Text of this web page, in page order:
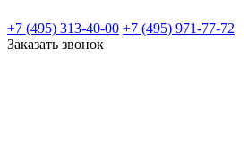
+7 (495) 313-40-00 +7 (495) 971-77-72
Заказать звонок